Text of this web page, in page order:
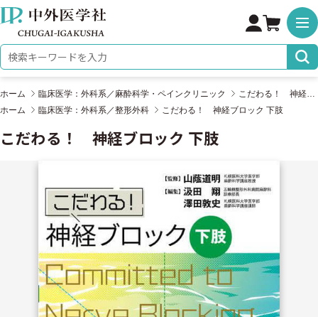
株式会社 中外医学社
検索キーワード
ホーム 臨床医学：外科系／麻酔科学・ペインクリニック
こだわる！ 神経ブロック 下肢
ホーム
臨床医学：外科系／整形外科 こだわる！ 神経ブロック 下肢
こだわる！ 神経ブロック 下肢